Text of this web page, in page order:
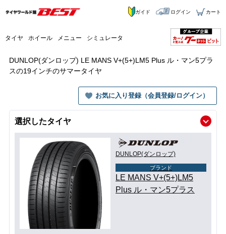
タイヤ ホイール メニュー シミュレータ
ガイド ログイン カート
DUNLOP(ダンロップ) LE MANS V+(5+)LM5 Plus ル・マン5プラ
スの19インチのサマータイヤ
お気に入り登録（会員登録/ログイン）
選択したタイヤ
DUNLOP(ダンロップ)
ブランド
LE MANS V+(5+)LM5
Plus ル・マン5プラス